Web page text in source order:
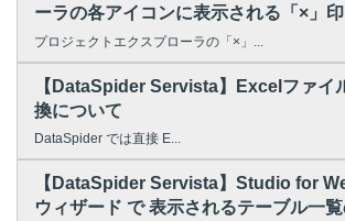
ーラの各アイコンに表示される「×」
プロジェクトエクスプローラの「×」...
【DataSpider Servista】Excelファイ
換について
DataSpider では直接 E...
【DataSpider Servista】Studio for
ウィザード で 表示されるテーブル一